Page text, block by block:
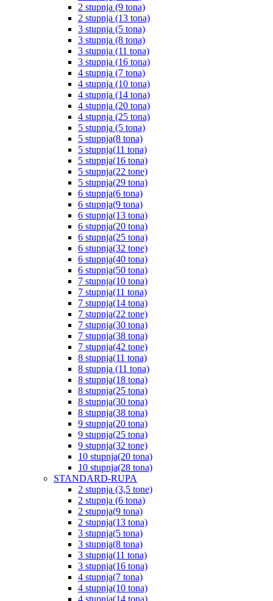
2 stupnja (9 tona)
2 stupnja (13 tona)
3 stupnja (5 tona)
3 stupnja (8 tona)
3 stupnja (11 tona)
3 stupnja (16 tona)
4 stupnja (7 tona)
4 stupnja (10 tona)
4 stupnja (14 tona)
4 stupnja (20 tona)
4 stupnja (25 tona)
5 stupnja (5 tona)
5 stupnja(8 tona)
5 stupnja(11 tona)
5 stupnja(16 tona)
5 stupnja(22 tone)
5 stupnja(29 tona)
6 stupnja(6 tona)
6 stupnja(9 tona)
6 stupnja(13 tona)
6 stupnja(20 tona)
6 stupnja(25 tona)
6 stupnja(32 tone)
6 stupnja(40 tona)
6 stupnja(50 tona)
7 stupnja(10 tona)
7 stupnja(11 tona)
7 stupnja(14 tona)
7 stupnja(22 tone)
7 stupnja(30 tona)
7 stupnja(38 tona)
7 stupnja(42 tone)
8 stupnja(11 tona)
8 stupnja (11 tona)
8 stupnja(18 tona)
8 stupnja(25 tona)
8 stupnja(30 tona)
8 stupnja(38 tona)
9 stupnja(20 tona)
9 stupnja(25 tona)
9 stupnja(32 tone)
10 stupnja(20 tona)
10 stupnja(28 tona)
STANDARD-RUPA
2 stupnja (3,5 tone)
2 stupnja (6 tona)
2 stupnja(9 tona)
2 stupnja(13 tona)
3 stupnja(5 tona)
3 stupnja(8 tona)
3 stupnja(11 tona)
3 stupnja(16 tona)
4 stupnja(7 tona)
4 stupnja(10 tona)
4 stupnja(14 tona)